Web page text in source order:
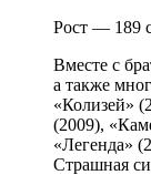
Рост — 189
Вместе с
а также
«Колизей»
(2009),
«Легенда»
Страшная